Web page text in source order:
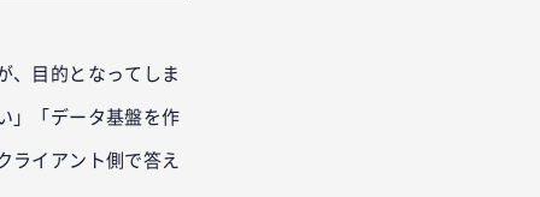
、目的となってしま
」「データ基盤を作
ライアント側で答え